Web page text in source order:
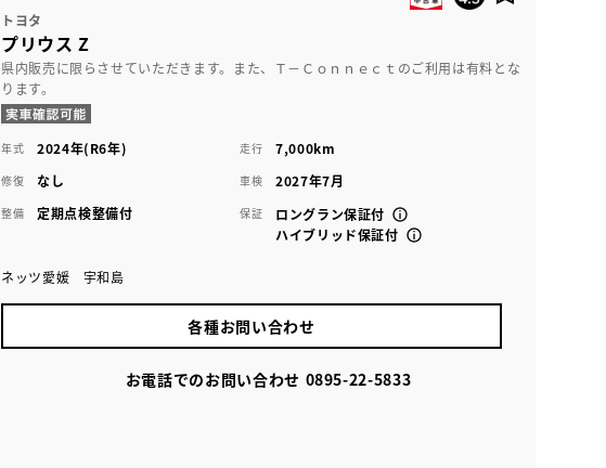
トヨタ
プリウス Z
県内販売に限らさせていただきます。また、Ｔ－Ｃｏｎｎｅｃｔのご利用は有料とな
ります。
年式 2024年(R6年) 走行 7,000km
修復 なし 車検 2027年7月
整備 定期点検整備付 保証
ロングラン保証付
ハイブリッド保証付
ネッツ愛媛 宇和島
各種お問い合わせ
お電話でのお問い合わせ 0895-22-5833